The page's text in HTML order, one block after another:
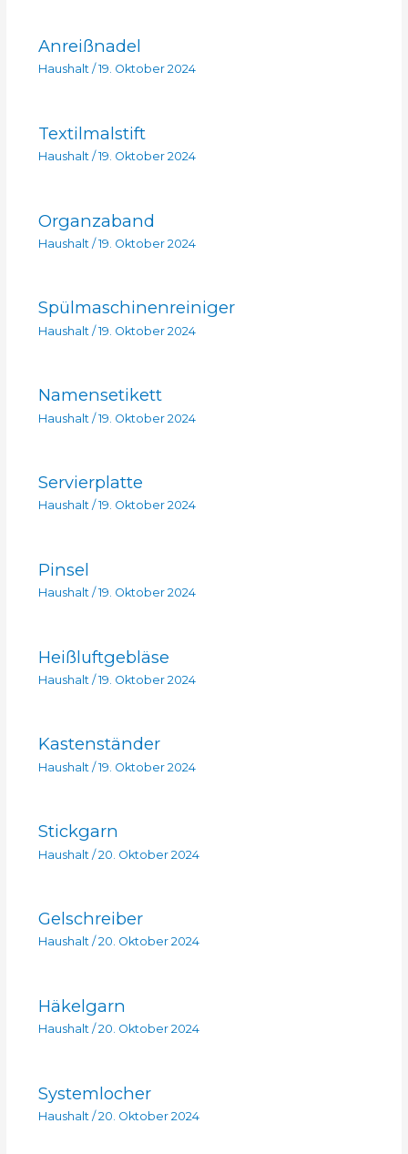
Anreißnadel
Haushalt/ 19. Oktober 2024
Textilmalstift
Haushalt/ 19. Oktober 2024
Organzaband
Haushalt / 19. Oktober 2024
Spülmaschinenreiniger
Haushalt / 19. Oktober 2024
Namensetikett
Haushalt /19. Oktober 2024
Servierplatte
Haushalt/ 19. Oktober 2024
Pinsel
Haushalt/ 19. Oktober 2024
Heißluftgebläse
Haushalt/ 19. Oktober 2024
Kastenständer
Haushalt / 19. Oktober 2024
Stickgarn
Haushalt /20. Oktober 2024
Gelschreiber
Haushalt/ 20. Oktober 2024
Häkelgarn
Haushalt/ 20. Oktober 2024
Systemlocher
Haushalt/ 20. Oktober 2024